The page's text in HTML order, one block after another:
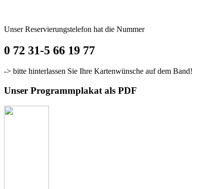
Unser Reservierungstelefon hat die Nummer
0 72 31-5 66 19 77
-> bitte hinterlassen Sie Ihre Kartenwünsche auf dem Band!
Unser Programmplakat als PDF